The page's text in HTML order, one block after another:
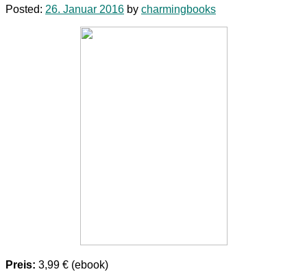
Posted: 26. Januar 2016 by charmingbooks
Preis: 3,99 € (ebook)